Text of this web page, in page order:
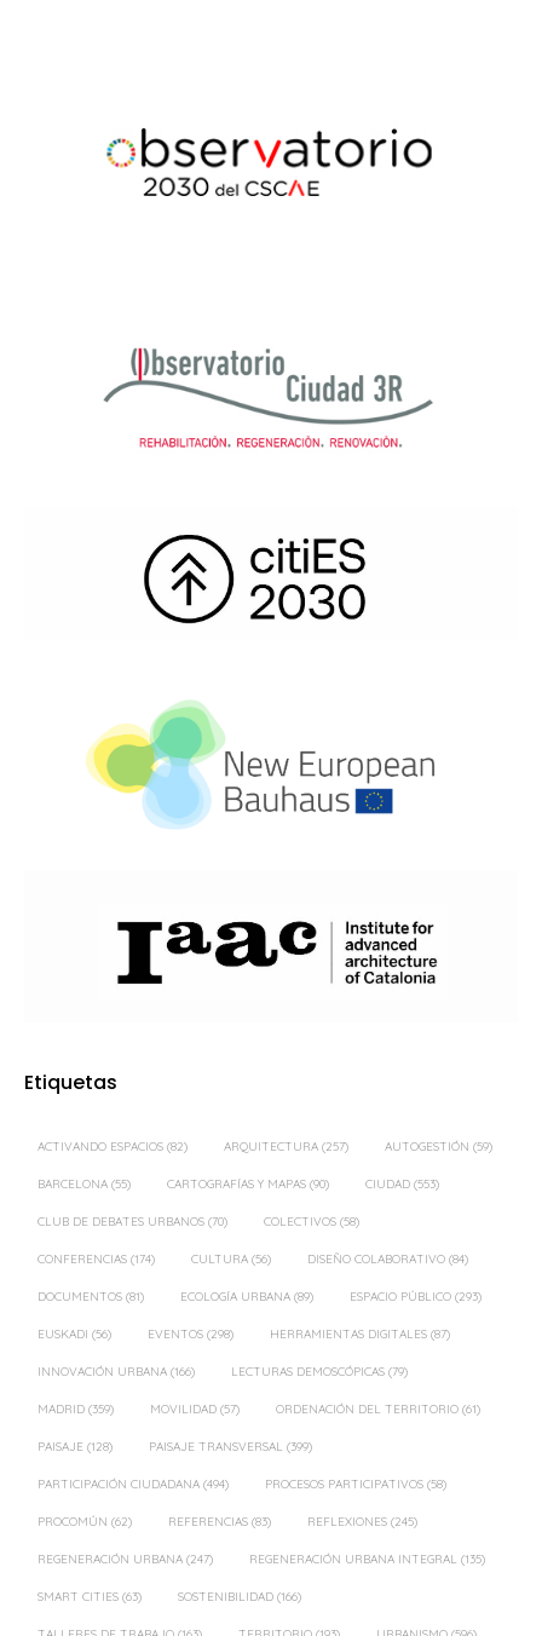
Etiquetas
ACTIVANDO ESPACIOS (82) ARQUITECTURA (257) AUTOGESTIÓN (59)
BARCELONA (55) CARTOGRAFÍAS Y MAPAS (90) CIUDAD (553)
CLUB DE DEBATES URBANOS (70) COLECTIVOS (58)
CONFERENCIAS (174) CULTURA (56) DISEÑO COLABORATIVO (84)
DOCUMENTOS (81) ECOLOGÍA URBANA (89) ESPACIO PÚBLICO (293)
EUSKADI (56) EVENTOS (298) HERRAMIENTAS DIGITALES (87)
INNOVACIÓN URBANA (166) LECTURAS DEMOSCÓPICAS (79)
MADRID (359) MOVILIDAD (57) ORDENACIÓN DEL TERRITORIO (61)
PAISAJE (128) PAISAJE TRANSVERSAL (399)
PARTICIPACIÓN CIUDADANA (494) PROCESOS PARTICIPATIVOS (58)
PROCOMÚN (62) REFERENCIAS (83) REFLEXIONES (245)
REGENERACIÓN URBANA (247) REGENERACIÓN URBANA INTEGRAL (135)
SMART CITIES (63) SOSTENIBILIDAD (166)